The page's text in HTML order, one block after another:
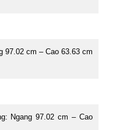
97.02 cm – Cao 63.63 cm
Ngang 97.02 cm – Cao